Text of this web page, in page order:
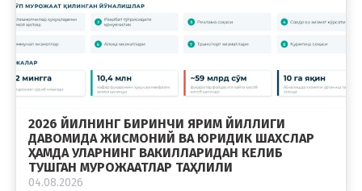
2026 ЙИЛНИНГ БИРИНЧИ ЯРИМ ЙИЛЛИГИ
ДАВОМИДА ЖИСМОНИЙ ВА ЮРИДИК ШАХСЛАР
ҲАМДА УЛАРНИНГ ВАКИЛЛАРИДАН КЕЛИБ
ТУШГАН МУРОЖААТЛАР ТАҲЛИЛИ
04.08.2026